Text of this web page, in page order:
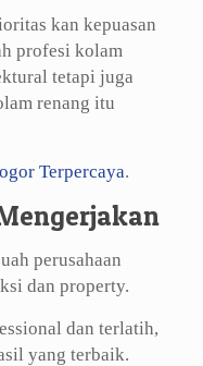
kan kepuasan
profesi kolam
tetapi juga
renang itu
Terpercaya.
perusahaan
dan property.
dan terlatih,
yang terbaik.